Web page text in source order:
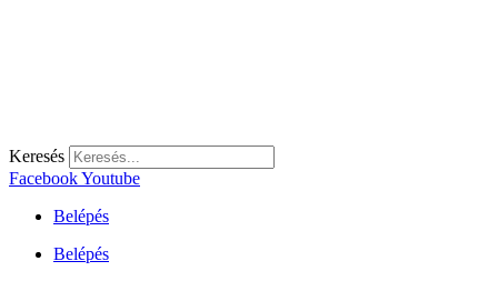
Keresés
FacebookYoutube
Belépés
Belépés